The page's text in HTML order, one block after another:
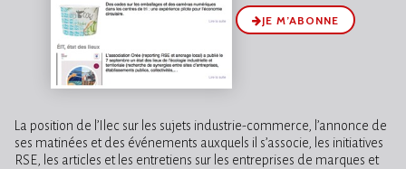
JE M’ABONNE
La position de l’Ilec sur les sujets industrie-commerce, l’annonce de
ses matinées et des événements auxquels il s’associe, les initiatives
RSE, les articles et les entretiens sur les entreprises de marques et